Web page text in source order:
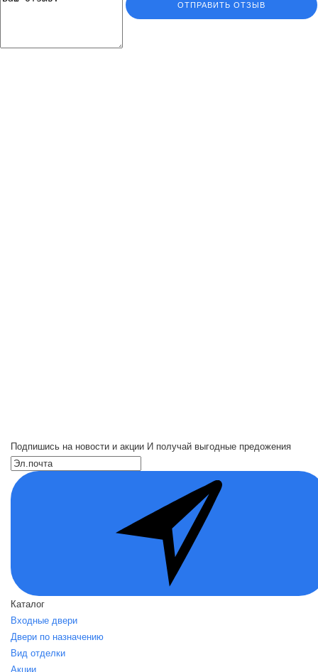
ОТПРАВИТЬ ОТЗЫВ
Подпишись на новости и акции И получай выгодные предожения
Каталог
Входные двери
Двери по назначению
Вид отделки
Акции